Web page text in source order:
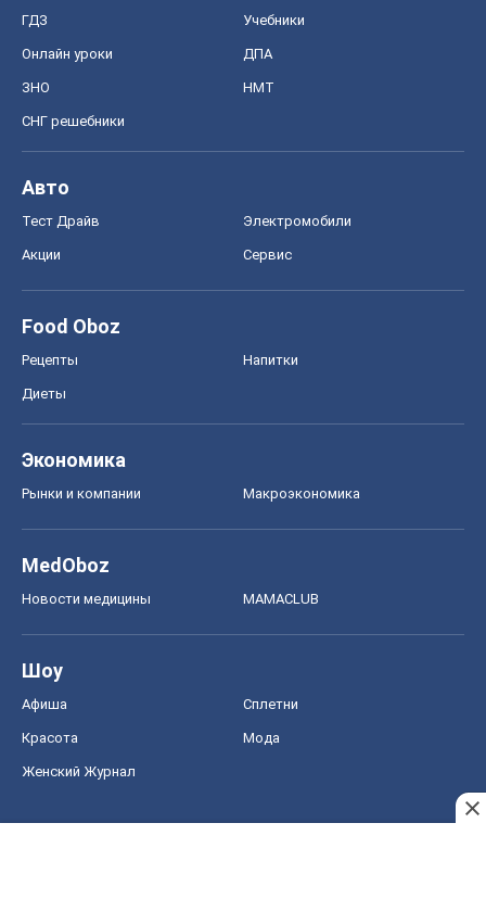
ГДЗ Учебники
Онлайн уроки ДПА
ЗНО НМТ
СНГ решебники
Авто
Тест Драйв Электромобили
Акции Сервис
Food Oboz
Рецепты Напитки
Диеты
Экономика
Рынки и компании Mакроэкономика
MedOboz
Новости медицины MAMACLUB
Шоу
Афиша Сплетни
Красота Мода
Женский Журнал